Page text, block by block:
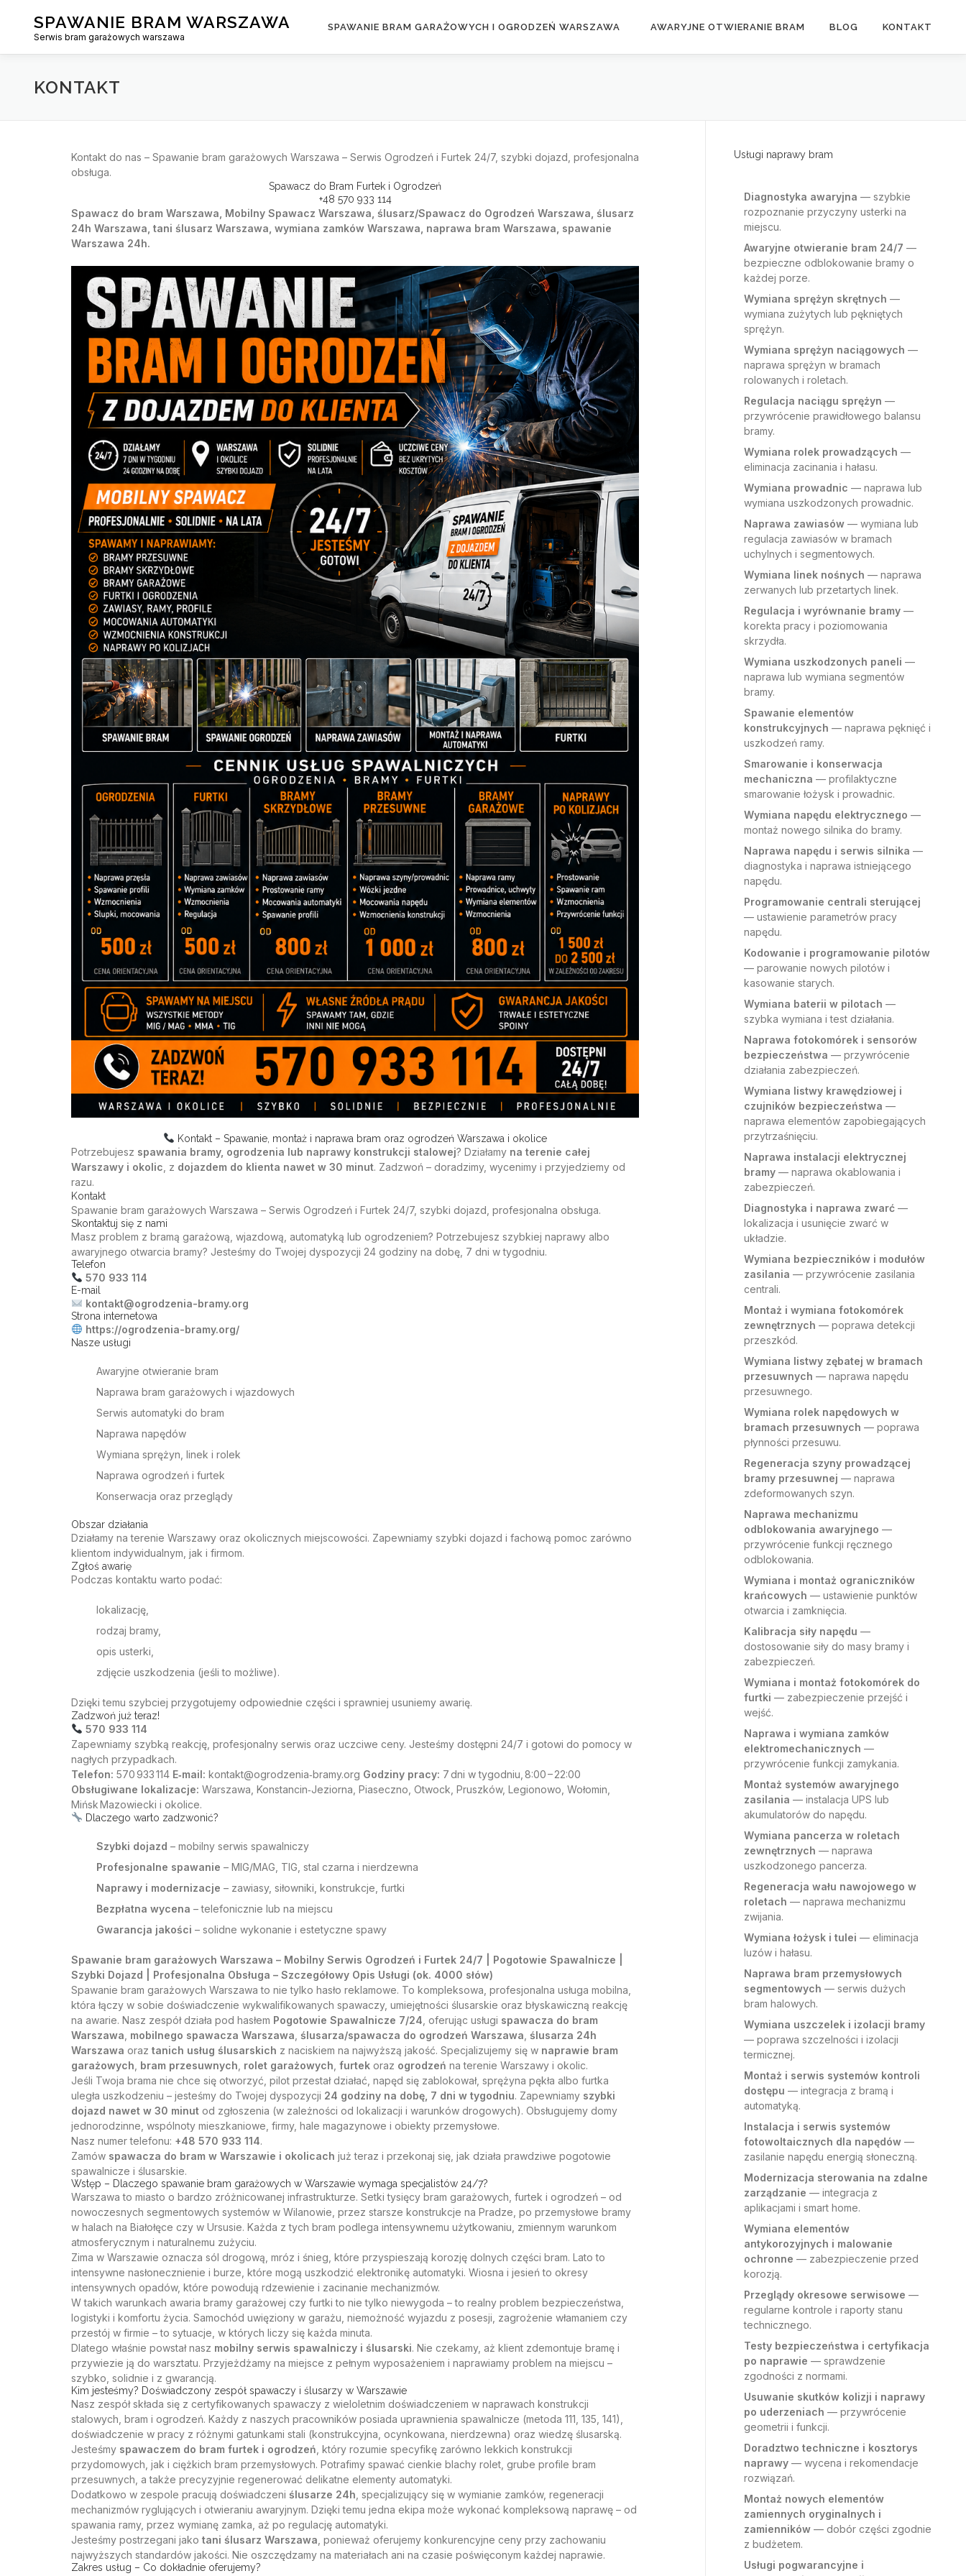
content
SPAWANIE BRAM WARSZAWA
Serwis bram garażowych warszawa
SPAWANIE BRAM GARAŻOWYCH I OGRODZEŃ WARSZAWA AWARYJNE OTWIERANIE BRAM BLOG KONTAKT
KONTAKT
Kontakt do nas –Spawanie bram garażowych Warszawa – Serwis Ogrodzeń i Furtek 24/7, szybki dojazd, profesjonalna
obsługa.
Spawacz do Bram Furtek i Ogrodzeń
+48 570 933 114
Spawacz do bram Warszawa, Mobilny Spawacz Warszawa, ślusarz/Spawacz do Ogrodzeń Warszawa, ślusarz
24h Warszawa, tani ślusarz Warszawa, wymiana zamków Warszawa, naprawa bram Warszawa, spawanie
Warszawa 24h.
Kontakt – Spawanie, montaż i naprawa bram oraz ogrodzeń Warszawa i okolice
Potrzebujesz spawania bramy, ogrodzenia lub naprawy konstrukcji stalowej? Działamy na terenie całej
Warszawy i okolic , z dojazdem do klienta nawet w 30 minut. Zadzwoń – doradzimy, wycenimy i przyjedziemy od
razu.
Kontakt
Spawanie bram garażowych Warszawa – Serwis Ogrodzeń i Furtek 24/7, szybki dojazd, profesjonalna obsługa.
Skontaktuj się z nami
Masz problem zbramą garażową , wjazdową, automatyką lub ogrodzeniem? Potrzebujesz szybkiejnaprawy albo
awaryjnego otwarcia bramy? Jesteśmy do Twojej dyspozycji 24 godziny na dobę, 7 dni w tygodniu.
Telefon
570 933 114
E-mail
kontakt@ogrodzenia-bramy.org
Strona internetowa
https://ogrodzenia-bramy.org/
Nasze usługi
Awaryjne otwieranie bram
Naprawa bram garażowych i wjazdowych
Serwis automatyki do bram
Naprawa napędów
Wymiana sprężyn, linek i rolek
Naprawa ogrodzeń i furtek
Konserwacja oraz przeglądy
Obszar działania
Działamy na terenie Warszawy oraz okolicznych miejscowości. Zapewniamyszybki dojazd i fachową pomoc zarówno
klientom indywidualnym, jak i firmom.
Zgłoś awarię
Podczas kontaktu warto podać:
lokalizację,
rodzaj bramy,
opis usterki,
zdjęcie uszkodzenia (jeśli to możliwe).
Dzięki temu szybciej przygotujemy odpowiednie części i sprawniej usuniemy awarię.
Zadzwoń już teraz!
570 933 114
Zapewniamy szybką reakcję,profesjonalny serwis oraz uczciwe ceny. Jesteśmy dostępni 24/7 i gotowi do pomocy w
nagłych przypadkach.
Telefon: 570 933 114 E‑mail: kontakt@ogrodzenia‑bramy.org Godziny pracy: 7 dni w tygodniu, 8:00 – 22:00
Obsługiwane lokalizacje: Warszawa, Konstancin‑Jeziorna, Piaseczno, Otwock, Pruszków, Legionowo, Wołomin,
Mińsk Mazowiecki i okolice.
Dlaczego warto zadzwonić?
Szybki dojazd –mobilny serwis spawalniczy
Profesjonalne spawanie – MIG/MAG, TIG, stal czarna i nierdzewna
Naprawy i modernizacje – zawiasy, siłowniki, konstrukcje, furtki
Bezpłatna wycena – telefonicznie lub na miejscu
Gwarancja jakości – solidne wykonanie i estetyczne spawy
Spawanie bram garażowych Warszawa – Mobilny Serwis Ogrodzeń i Furtek 24/7 | Pogotowie Spawalnicze |
Szybki Dojazd | Profesjonalna Obsługa – Szczegółowy Opis Usługi (ok. 4000 słów)
Spawanie bram garażowych Warszawa to nie tylko hasło reklamowe. To kompleksowa, profesjonalna usługa mobilna,
która łączy w sobie doświadczenie wykwalifikowanych spawaczy, umiejętności ślusarskie oraz błyskawiczną reakcję
na awarie. Nasz zespół działa pod hasłem Pogotowie Spawalnicze 7/24 , oferując usługi spawacza do bram
Warszawa mobilnego spawacza Warszawa ,ślusarza/spawacza do ogrodzeń Warszawa ,ślusarza 24h
Warszawa oraztanich usług ślusarskich z naciskiem na najwyższą jakość. Specjalizujemy się w naprawie bram
garażowych bram przesuwnych rolet garażowych ,furtek oraz ogrodzeń na terenie Warszawy i okolic.
Jeśli Twoja brama nie chce się otworzyć, pilot przestał działać, napęd się zablokował, sprężyna pękła albo furtka
uległa uszkodzeniu – jesteśmy do Twojej dyspozycji 24 godziny na dobę, 7 dni w tygodniu. Zapewniamy szybki
dojazd nawet w 30 minut od zgłoszenia (w zależności od lokalizacji i warunków drogowych). Obsługujemy domy
jednorodzinne, wspólnoty mieszkaniowe, firmy, hale magazynowe i obiekty przemysłowe.
Nasz numer telefonu: +48 570 933 114.
Zamów spawacza do bram w Warszawie i okolicach już teraz i przekonaj się, jak działa prawdziwe pogotowie
spawalnicze i ślusarskie.
Wstęp – Dlaczego spawanie bram garażowych w Warszawie wymaga specjalistów 24/7?
Warszawa to miasto o bardzo zróżnicowanej infrastrukturze. Setki tysięcy bram garażowych, furtek i ogrodzeń – od
nowoczesnych segmentowych systemów w Wilanowie, przez starsze konstrukcje na Pradze, po przemysłowe bramy
w halach na Białołęce czy w Ursusie. Każda z tych bram podlega intensywnemu użytkowaniu, zmiennym warunkom
atmosferycznym i naturalnemu zużyciu.
Zima w Warszawie oznacza sól drogową, mróz i śnieg, które przyspieszają korozję dolnych części bram. Lato to
intensywne nasłonecznienie i burze, które mogą uszkodzić elektronikę automatyki. Wiosna i jesień to okresy
intensywnych opadów, które powodują rdzewienie i zacinanie mechanizmów.
W takich warunkach awaria bramy garażowej czy furtki to nie tylko niewygoda – to realny problem bezpieczeństwa,
logistyki i komfortu życia. Samochód uwięziony w garażu, niemożność wyjazdu z posesji, zagrożenie włamaniem czy
przestój w firmie – to sytuacje, w których liczy się każda minuta.
Dlatego właśnie powstał nasz mobilny serwis spawalniczy i ślusarski. Nie czekamy, aż klient zdemontuje bramę i
przywiezie ją do warsztatu. Przyjeżdżamy na miejsce z pełnym wyposażeniem i naprawiamy problem na miejscu –
szybko, solidnie i z gwarancją.
Kim jesteśmy? Doświadczony zespół spawaczy i ślusarzy w Warszawie
Nasz zespół składa się z certyfikowanych spawaczy z wieloletnim doświadczeniem w naprawach konstrukcji
stalowych, bram i ogrodzeń. Każdy z naszych pracowników posiada uprawnienia spawalnicze (metoda 111, 135, 141),
doświadczenie w pracy z różnymi gatunkami stali (konstrukcyjna, ocynkowana, nierdzewna) oraz wiedzę ślusarską.
Jesteśmy spawaczem do bram furtek i ogrodzeń , który rozumie specyfikę zarówno lekkich konstrukcji
przydomowych, jak i ciężkich bram przemysłowych. Potrafimy spawać cienkie blachy rolet, grube profile bram
przesuwnych, a także precyzyjnie regenerować delikatne elementy automatyki.
Dodatkowo w zespole pracują doświadczeniślusarze 24h , specjalizujący się w wymianie zamków, regeneracji
mechanizmów ryglujących i otwieraniu awaryjnym. Dzięki temu jedna ekipa może wykonać kompleksową naprawę – od
spawania ramy, przez wymianę zamka, aż po regulację automatyki.
Jesteśmy postrzegani jakotani ślusarz Warszawa , ponieważ oferujemy konkurencyjne ceny przy zachowaniu
najwyższych standardów jakości. Nie oszczędzamy na materiałach ani na czasie poświęconym każdej naprawie.
Zakres usług – Co dokładnie oferujemy?
Usługi naprawy bram
Diagnostyka awaryjna — szybkie
rozpoznanie przyczyny usterki na
miejscu.
Awaryjne otwieranie bram 24/7 —
bezpieczne odblokowanie bramy o
każdej porze.
Wymiana sprężyn skrętnych —
wymiana zużytych lub pękniętych
sprężyn.
Wymiana sprężyn naciągowych —
naprawa sprężyn w bramach
rolowanych i roletach.
Regulacja naciągu sprężyn —
przywrócenie prawidłowego balansu
bramy.
Wymiana rolek prowadzących —
eliminacja zacinania i hałasu.
Wymiana prowadnic — naprawa lub
wymiana uszkodzonych prowadnic.
Naprawa zawiasów— wymiana lub
regulacja zawiasów w bramach
uchylnych i segmentowych.
Wymiana linek nośnych — naprawa
zerwanych lub przetartych linek.
Regulacja i wyrównanie bramy—
korekta pracy i poziomowania
skrzydła.
Wymiana uszkodzonych paneli —
naprawa lub wymiana segmentów
bramy.
Spawanie elementów
konstrukcyjnych — naprawa pęknięć i
uszkodzeń ramy.
Smarowanie i konserwacja
mechaniczna — profilaktyczne
smarowanie łożysk i prowadnic.
Wymiana napędu elektrycznego —
montaż nowego silnika do bramy.
Naprawa napędu i serwis silnika —
diagnostyka i naprawa istniejącego
napędu.
Programowanie centrali sterującej
— ustawienie parametrów pracy
napędu.
Kodowanie i programowanie pilotów
— parowanie nowych pilotów i
kasowanie starych.
Wymiana baterii w pilotach —
szybka wymiana i test działania.
Naprawa fotokomórek i sensorów
bezpieczeństwa — przywrócenie
działania zabezpieczeń.
Wymiana listwy krawędziowej i
czujników bezpieczeństwa —
naprawa elementów zapobiegających
przytrzaśnięciu.
Naprawa instalacji elektrycznej
bramy— naprawa okablowania i
zabezpieczeń.
Diagnostyka i naprawa zwarć—
lokalizacja i usunięcie zwarć w
układzie.
Wymiana bezpieczników i modułów
zasilania — przywrócenie zasilania
centrali.
Montaż i wymiana fotokomórek
zewnętrznych — poprawa detekcji
przeszkód.
Wymiana listwy zębatej w bramach
przesuwnych — naprawa napędu
przesuwnego.
Wymiana rolek napędowych w
bramach przesuwnych — poprawa
płynności przesuwu.
Regeneracja szyny prowadzącej
bramy przesuwnej — naprawa
zdeformowanych szyn.
Naprawa mechanizmu
odblokowania awaryjnego —
przywrócenie funkcji ręcznego
odblokowania.
Wymiana i montaż ograniczników
krańcowych — ustawienie punktów
otwarcia i zamknięcia.
Kalibracja siły napędu —
dostosowanie siły do masy bramy i
zabezpieczeń.
Wymiana i montaż fotokomórek do
furtki — zabezpieczenie przejść i
wejść.
Naprawa i wymiana zamków
elektromechanicznych —
przywrócenie funkcji zamykania.
Montaż systemów awaryjnego
zasilania — instalacja UPS lub
akumulatorów do napędu.
Wymiana pancerza w roletach
zewnętrznych — naprawa
uszkodzonego pancerza.
Regeneracja wału nawojowego w
roletach — naprawa mechanizmu
zwijania.
Wymiana łożysk i tulei — eliminacja
luzów i hałasu.
Naprawa bram przemysłowych
segmentowych — serwis dużych
bram halowych.
Wymiana uszczelek i izolacji bramy
— poprawa szczelności i izolacji
termicznej.
Montaż i serwis systemów kontroli
dostępu — integracja z bramą i
automatyką.
Instalacja i serwis systemów
fotowoltaicznych dla napędów—
zasilanie napędu energią słoneczną.
Modernizacja sterowania na zdalne
zarządzanie — integracja z
aplikacjami i smart home.
Wymiana elementów
antykorozyjnych i malowanie
ochronne — zabezpieczenie przed
korozją.
Przeglądy okresowe serwisowe —
regularne kontrole i raporty stanu
technicznego.
Testy bezpieczeństwa i certyfikacja
po naprawie — sprawdzenie
zgodności z normami.
Usuwanie skutków kolizji i naprawy
po uderzeniach — przywrócenie
geometrii i funkcji.
Doradztwo techniczne i kosztorys
naprawy— wycena i rekomendacje
rozwiązań.
Montaż nowych elementów
zamiennych oryginalnych i
zamienników— dobór części zgodnie
z budżetem.
Usługi pogwarancyjne i